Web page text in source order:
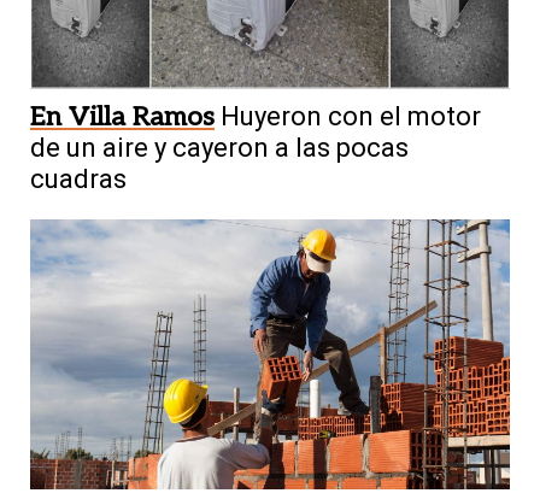
En Villa Ramos Huyeron con el motor
de un aire y cayeron a las pocas
cuadras